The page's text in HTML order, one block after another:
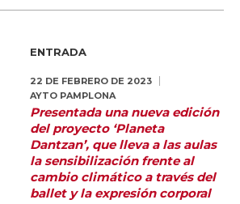
ENTRADA
22 DE FEBRERO DE 2023
AYTO PAMPLONA
Presentada una nueva edición
del proyecto ‘Planeta
Dantzan’, que lleva a las aulas
la sensibilización frente al
cambio climático a través del
ballet y la expresión corporal